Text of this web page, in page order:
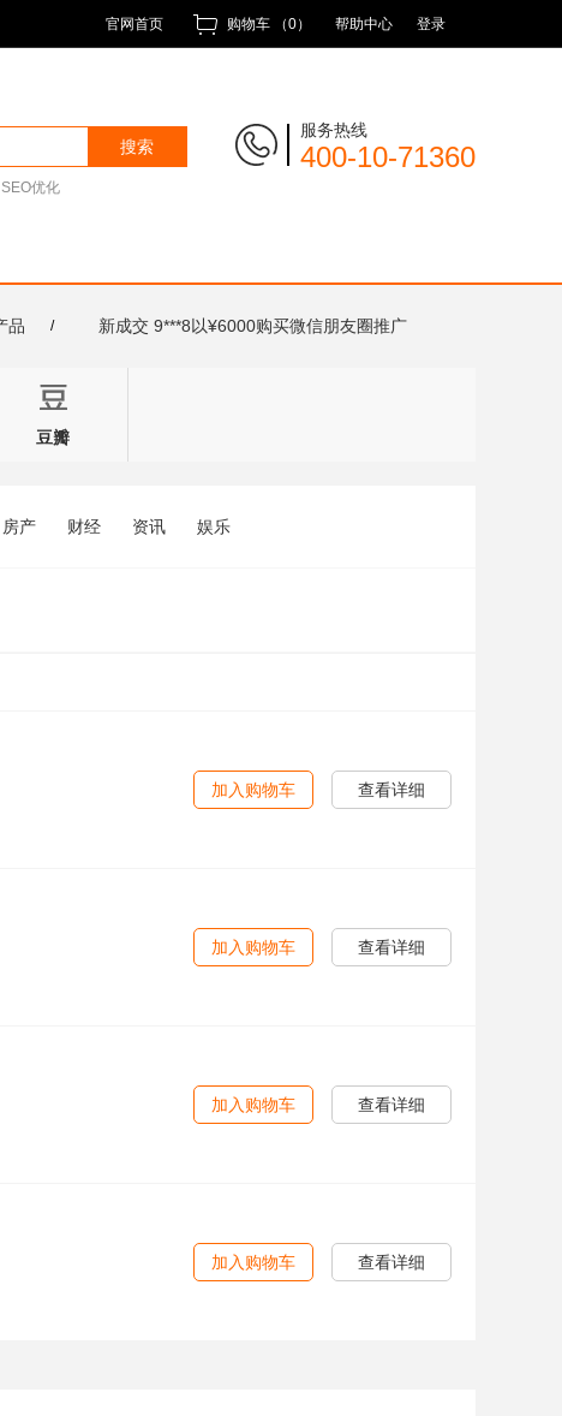
官网首页 购物车 （0） 帮助中心 登录
服务热线
400-10-71360
SEO优化
品 / 新成交 9***8以¥6000购买微信朋友圈推广
豆瓣
房产 财经 资讯 娱乐
加入购物车 查看详细
加入购物车 查看详细
加入购物车 查看详细
加入购物车 查看详细